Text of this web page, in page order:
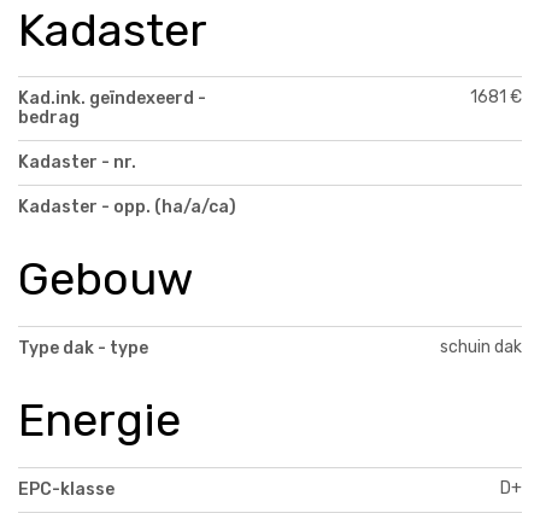
Kadaster
Kad.ink. geïndexeerd -
bedrag
1681 €
Kadaster - nr.
Kadaster - opp. (ha/a/ca)
Gebouw
Type dak - type schuin dak
Energie
EPC-klasse D+